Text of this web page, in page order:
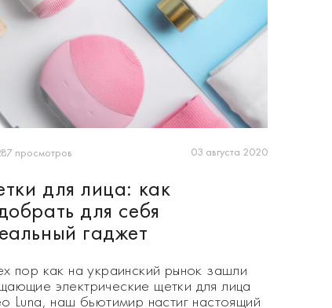
просмотров 03 августа 2020
для лица: как
для себя
гаджет
пор как на украинский рынок зашли
электрические щетки для лица
Luna, наш бьютимир настиг настоящий